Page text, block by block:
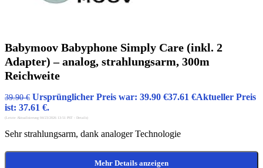
Babymoov Babyphone Simply Care (inkl. 2
Adapter) – analog, strahlungsarm, 300m
Reichweite
39.90€ Ursprünglicher Preis war: 39.90 €37.61 €Aktueller Preis
ist: 37.61 €.
(Letzte Aktualisierung 04/23/2026 13:51 PST - Details)
Sehr strahlungsarm, dank analoger Technologie
Mehr Details anzeigen